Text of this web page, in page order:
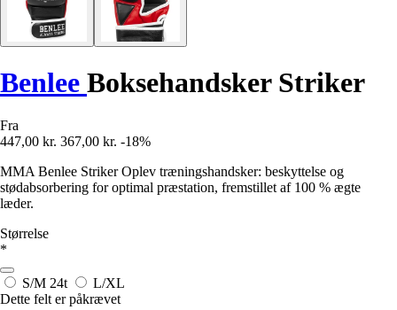
Benlee Boksehandsker Striker
Fra
447,00 kr. 367,00 kr. -18%
MMA Benlee Striker Oplev træningshandsker: beskyttelse og
stødabsorbering for optimal præstation, fremstillet af 100 % ægte
læder.
Størrelse
*
S/M 24t
L/XL
Dette felt er påkrævet